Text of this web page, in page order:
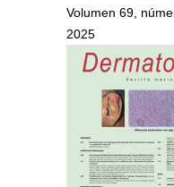
Volumen 69,
2025